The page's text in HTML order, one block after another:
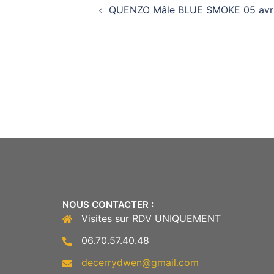
QUENZO Mâle BLUE SMOKE 05
NOUS CONTACTER :
Visites sur RDV UNIQUEMENT
06.70.57.40.48
decerrydwen@gmail.com